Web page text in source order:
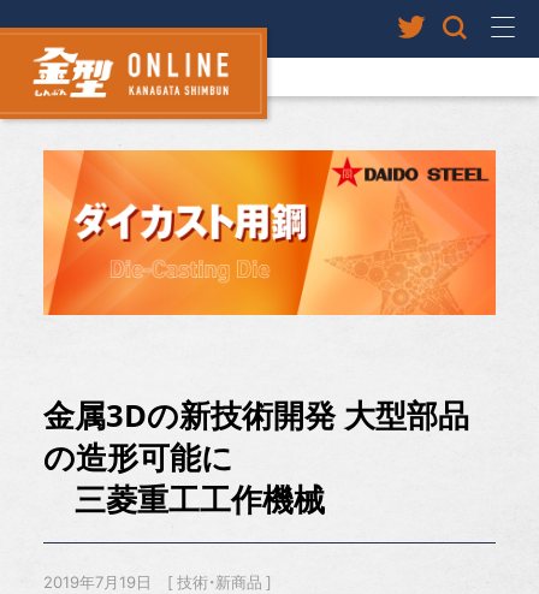
金属3Dの新技術開発 大型部品
の造形可能に
三菱重工工作機械
2019年7月19日 技術・新商品